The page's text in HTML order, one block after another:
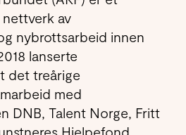
av
nybrottsarbeid innen
lanserte
det treårige
med
DNB, Talent Norge, Fritt
Hjelpefond.